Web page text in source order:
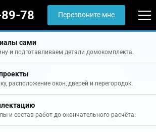
78 Перезвоните мне
сами
и подготавливаем детали домокомплекта.
расположение окон, дверей и перегородок.
и состав работ до окончательного расчёта.